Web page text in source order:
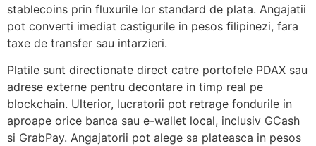
stablecoins prin fluxurile lor standard de plata. Angajatii
pot converti imediat castigurile in pesos filipinezi, fara
taxe de transfer sau intarzieri.
Platile sunt directionate direct catre portofele PDAX sau
adrese externe pentru decontare in timp real pe
blockchain. Ulterior, lucratorii pot retrage fondurile in
aproape orice banca sau e-wallet local, inclusiv GCash
si GrabPay. Angajatorii pot alege sa plateasca in pesos